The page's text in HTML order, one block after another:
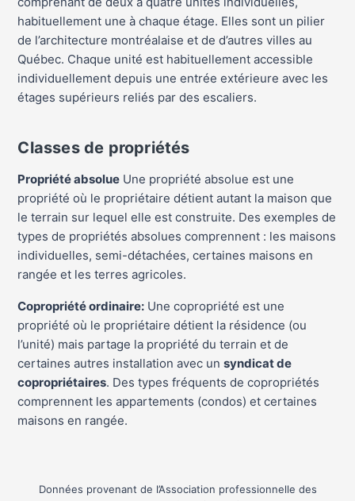
habituellement une à chaque étage. Elles sont un pilier
de l’architecture montréalaise et de d’autres villes au
Québec. Chaque unité est habituellement accessible
individuellement depuis une entrée extérieure avec les
étages supérieurs reliés par des escaliers.
Classes de propriétés
Propriété absolue Une propriété absolue est une
propriété où le propriétaire détient autant la maison que
le terrain sur lequel elle est construite. Des exemples de
types de propriétés absolues comprennent : les maisons
individuelles, semi-détachées, certaines maisons en
rangée et les terres agricoles.
Copropriété ordinaire: Une copropriété est une
propriété où le propriétaire détient la résidence (ou
l’unité) mais partage la propriété du terrain et de
certaines autres installation avec un syndicat de
copropriétaires. Des types fréquents de copropriétés
comprennent les appartements (condos) et certaines
maisons en rangée.
Données provenant de l’Association professionnelle des